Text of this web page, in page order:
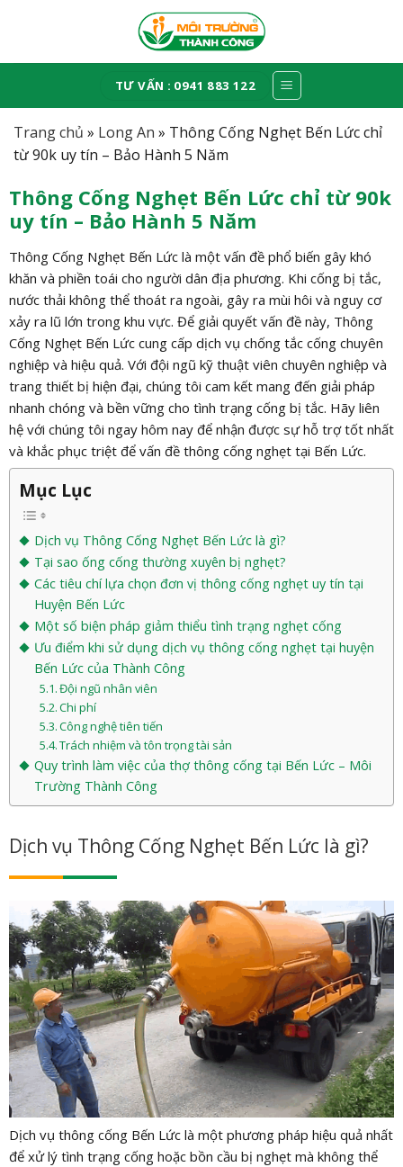
TƯ VẤN : 0941 883 122
Trang chủ » Long An » Thông Cống Nghẹt Bến Lức chỉ
từ 90k uy tín – Bảo Hành 5 Năm
Thông Cống Nghẹt Bến Lức chỉ từ 90k
uy tín – Bảo Hành 5 Năm
Thông Cống Nghẹt Bến Lức là một vấn đề phổ biến gây khó
khăn và phiền toái cho người dân địa phương. Khi cống bị tắc,
nước thải không thể thoát ra ngoài, gây ra mùi hôi và nguy cơ
xảy ra lũ lớn trong khu vực. Để giải quyết vấn đề này, Thông
Cống Nghẹt Bến Lức cung cấp dịch vụ chống tắc cống chuyên
nghiệp và hiệu quả. Với đội ngũ kỹ thuật viên chuyên nghiệp và
trang thiết bị hiện đại, chúng tôi cam kết mang đến giải pháp
nhanh chóng và bền vững cho tình trạng cống bị tắc. Hãy liên
hệ với chúng tôi ngay hôm nay để nhận được sự hỗ trợ tốt nhất
và khắc phục triệt để vấn đề thông cống nghẹt tại Bến Lức.
Mục Lục
Dịch vụ Thông Cống Nghẹt Bến Lức là gì?
Tại sao ống cống thường xuyên bị nghẹt?
Các tiêu chí lựa chọn đơn vị thông cống nghẹt uy tín tại
Huyện Bến Lức
Một số biện pháp giảm thiểu tình trạng nghẹt cống
Ưu điểm khi sử dụng dịch vụ thông cống nghẹt tại huyện
Bến Lức của Thành Công
Đội ngũ nhân viên
Chi phí
Công nghệ tiên tiến
Trách nhiệm và tôn trọng tài sản
Quy trình làm việc của thợ thông cống tại Bến Lức – Môi
Trường Thành Công
Dịch vụ Thông Cống Nghẹt Bến Lức là gì?
Dịch vụ thông cống Bến Lức là một phương pháp hiệu quả nhất
để xử lý tình trạng cống hoặc bồn cầu bị nghẹt mà không thể